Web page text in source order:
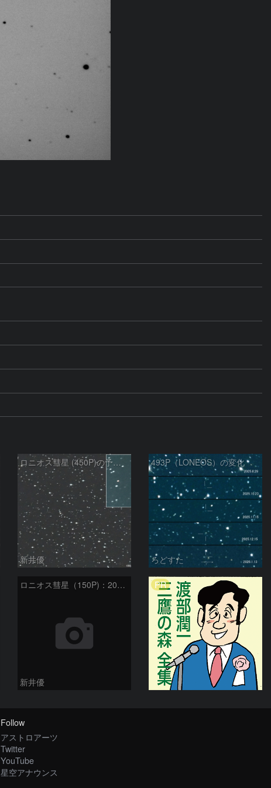
ロニオス彗星 (450P)の予報位置：2026/01/23
新井優
493P（LONEOS）の変化
ろどすた
ロニオス彗星（150P)：2024/05/10
新井優
PR
Follow
アストロアーツ
Twitter
YouTube
星空アナウンス